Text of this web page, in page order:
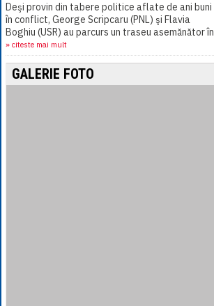
Deşi provin din tabere politice aflate de ani buni
în conflict, George Scripcaru (PNL) şi Flavia
Boghiu (USR) au parcurs un traseu asemănător în
justiţie. Ambii au fost anchetaţi de[...]
» citeste mai mult
GALERIE FOTO